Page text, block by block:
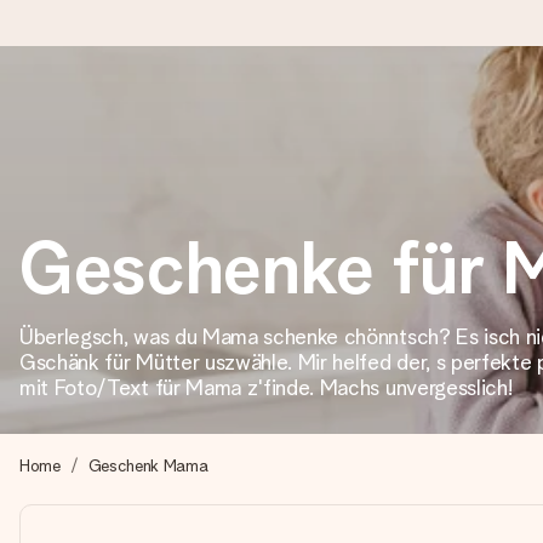
Wir bereiten dein Geschenk sorgfältig vor und schicken es
4,7 (basierend auf +15.000 Bewertungen)
Unsere Geschenke begeistern. Kunden bewerten uns mit
Erstelle etwas Einzigartiges in wenigen Schritten – mit
Geschenke für
Überlegsch, was du Mama schenke chönntsch? Es isch
Gschänk für Mütter uszwähle. Mir helfed der, s perfekte
mit Foto/Text für Mama z'finde. Machs unvergesslich!
Home Geschenk Mama